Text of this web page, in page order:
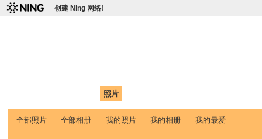
创建 Ning 网络!
照片
全部照片 全部相册 我的照片 我的相册 我的最爱